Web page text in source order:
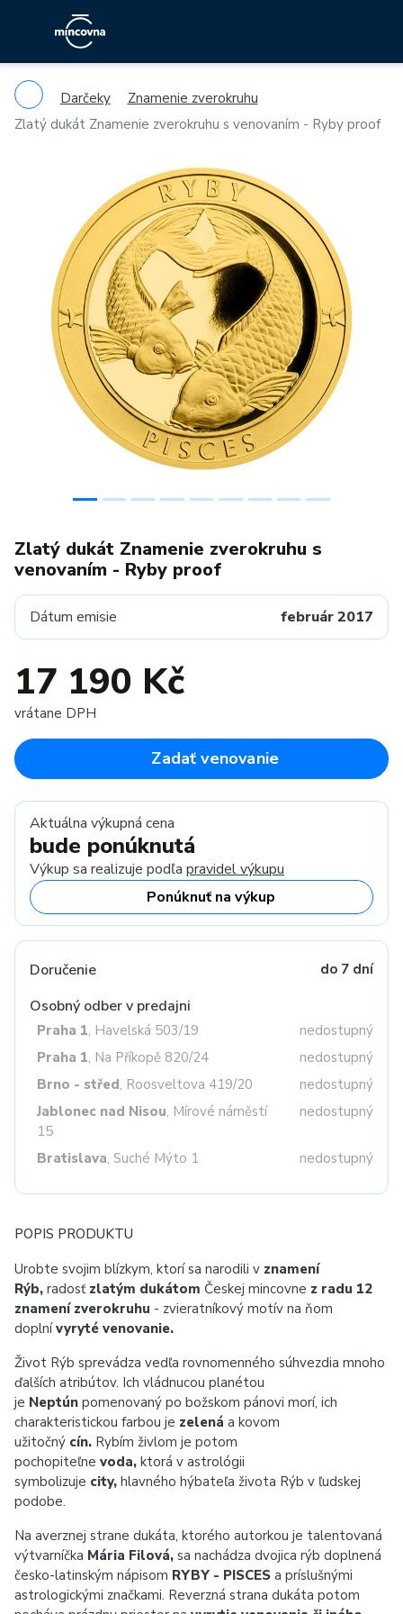
Darčeky
Znamenie zverokruhu
Zlatý dukát Znamenie zverokruhu s venovaním - Ryby proof
Previous
Zlatý dukát Znamenie zverokruhu s
venovaním - Ryby proof
Dátum emisie február 2017
17 190 Kč
vrátane DPH
Zadať venovanie
Aktuálna výkupná cena
bude ponúknutá
Výkup sa realizuje podľa pravidel výkupu
Ponúknuť na výkup
Doručenie do 7 dní
Osobný odber v predajni
Praha 1, Havelská 503/19
nedostupný
Praha 1, Na Příkopě 820/24
nedostupný
Brno - střed, Roosveltova 419/20
nedostupný
Jablonec nad Nisou, Mírové náměstí
15
nedostupný
Bratislava, Suché Mýto 1 nedostupný
POPIS PRODUKTU
Urobte svojim blízkym, ktorí sa narodili v znamení
Rýb, radosť zlatým dukátom Českej mincovne z radu 12
znamení zverokruhu - zvieratníkový motív na ňom
doplnívyryté venovanie.
Život Rýb sprevádza vedľa rovnomenného súhvezdia mnoho
ďalších atribútov. Ich vládnucou planétou
je Neptún pomenovaný po božskom pánovi morí, ich
charakteristickou farbou je zelená a kovom
užitočný cín. Rybím živlom je potom
pochopiteľne voda, ktorá v astrológii
symbolizuje city, hlavného hýbateľa života Rýb v ľudskej
podobe.
Na averznej strane dukáta, ktorého autorkou je talentovaná
výtvarníčka Mária Filová, sa nachádza dvojica rýb doplnená
česko-latinským nápisom RYBY - PISCES a príslušnými
astrologickými značkami. Reverzná strana dukáta potom